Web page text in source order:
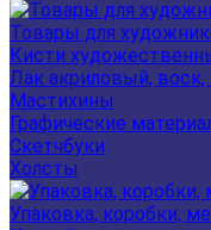
Товары для
Кисти
Лак акриловый, воск,
Мастихины
Графические
Скетчбуки
Холсты
Упаковка, коробки,